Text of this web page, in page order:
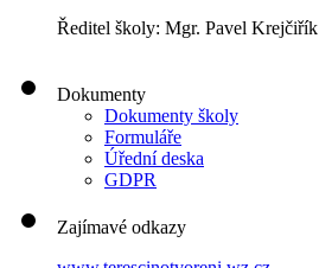
Ředitel školy: Mgr. Pavel Krejčiřík
Dokumenty
Dokumenty školy
Formuláře
Úřední deska
GDPR
Zajímavé odkazy